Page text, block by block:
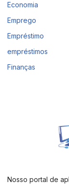
Economia
Emprego
Empréstimo
empréstimos
Finanças
Nosso portal de